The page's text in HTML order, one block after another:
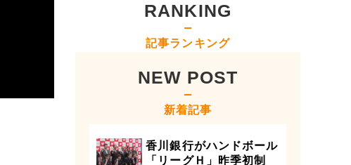
RANKING
記事ランキング
NEW POST
新着記事
香川銀行がハンドボール
「リーグＨ」昨季初制